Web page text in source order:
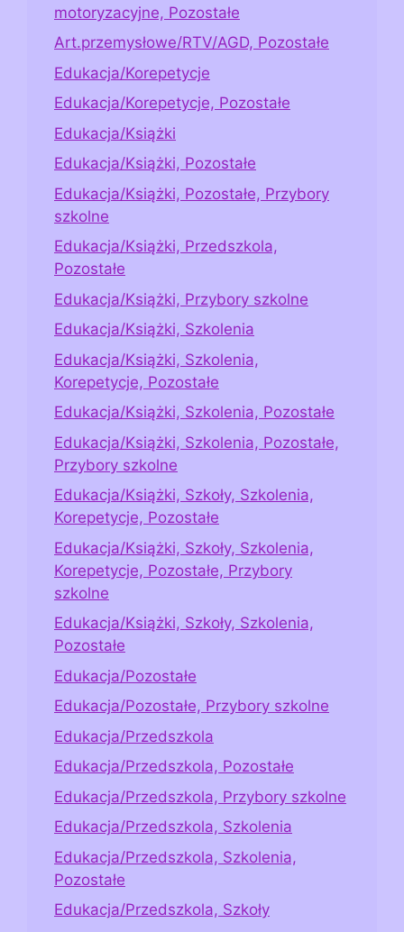
motoryzacyjne, Pozostałe
Art.przemysłowe/RTV/AGD, Pozostałe
Edukacja/Korepetycje
Edukacja/Korepetycje, Pozostałe
Edukacja/Książki
Edukacja/Książki, Pozostałe
Edukacja/Książki, Pozostałe, Przybory
szkolne
Edukacja/Książki, Przedszkola,
Pozostałe
Edukacja/Książki, Przybory szkolne
Edukacja/Książki, Szkolenia
Edukacja/Książki, Szkolenia,
Korepetycje, Pozostałe
Edukacja/Książki, Szkolenia, Pozostałe
Edukacja/Książki, Szkolenia, Pozostałe,
Przybory szkolne
Edukacja/Książki, Szkoły, Szkolenia,
Korepetycje, Pozostałe
Edukacja/Książki, Szkoły, Szkolenia,
Korepetycje, Pozostałe, Przybory
szkolne
Edukacja/Książki, Szkoły, Szkolenia,
Pozostałe
Edukacja/Pozostałe
Edukacja/Pozostałe, Przybory szkolne
Edukacja/Przedszkola
Edukacja/Przedszkola, Pozostałe
Edukacja/Przedszkola, Przybory szkolne
Edukacja/Przedszkola, Szkolenia
Edukacja/Przedszkola, Szkolenia,
Pozostałe
Edukacja/Przedszkola, Szkoły